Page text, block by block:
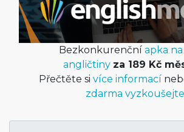
Bezkonkurenční apka
angličtiny za 189 Kč
Přečtěte si více informací
zdarma vyzkoušejte